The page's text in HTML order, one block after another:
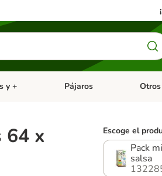
abierto: Antiparasitarios
y + Menú de categoria abierto:
Pájaros Menú
64 x
Escoge el
Pack
salsa